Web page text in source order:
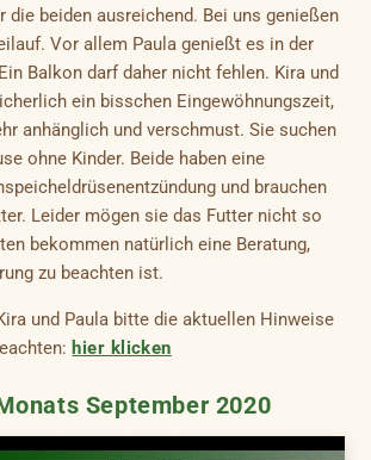
die beiden ausreichend. Bei uns genießen
Vor allem Paula genießt es in der
Balkon darf daher nicht fehlen. Kira und
ein bisschen Eingewöhnungszeit,
anhänglich und verschmust. Sie suchen
ohne Kinder. Beide haben eine
und brauchen
Leider mögen sie das Futter nicht so
bekommen natürlich eine Beratung,
zu beachten ist.
und Paula bitte die aktuellen Hinweise
hier klicken
September 2020